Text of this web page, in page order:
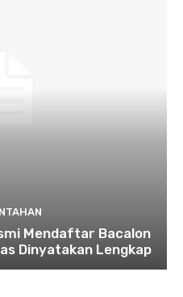
Mendaftar Bacalon
Dinyatakan Lengkap